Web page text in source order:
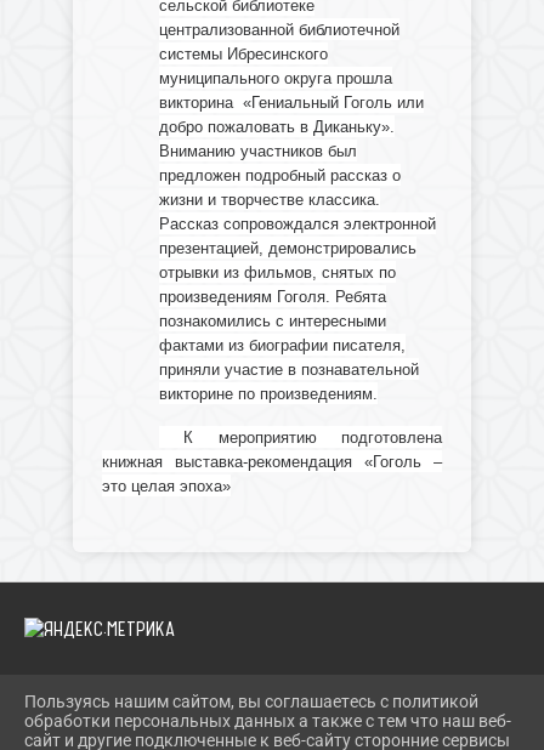
сельской библиотеке
централизованной библиотечной
системы Ибресинского
муниципального округа прошла
викторина «Гениальный Гоголь или
добро пожаловать в Диканьку».
Вниманию участников был
предложен подробный рассказ о
жизни и творчестве классика.
Рассказ сопровождался электронной
презентацией, демонстрировались
отрывки из фильмов, снятых по
произведениям Гоголя. Ребята
познакомились с интересными
фактами из биографии писателя,
приняли участие в познавательной
викторине по произведениям.
К мероприятию подготовлена
книжная выставка-рекомендация «Гоголь –
это целая эпоха»
2026 Г. IBRBIB.RU
ВХОД
Пользуясь нашим сайтом, вы соглашаетесь с политикой
обработки персональных данных а также с тем что наш веб-
сайт и другие подключенные к веб-сайту сторонние сервисы